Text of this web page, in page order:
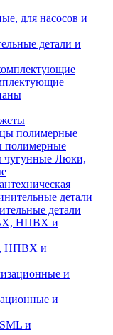
для насосов и
детали и
полимерные
Люки,
детали
НПВХ и
и